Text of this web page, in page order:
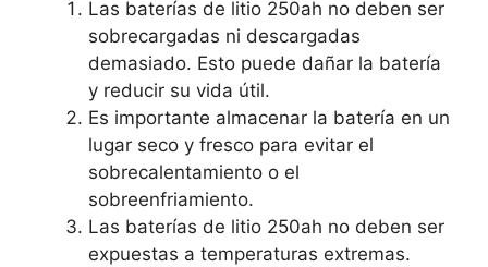
Las baterías de litio 250ah no deben ser
sobrecargadas ni descargadas
demasiado. Esto puede dañar la batería
y reducir su vida útil.
Es importante almacenar la batería en un
lugar seco y fresco para evitar el
sobrecalentamiento o el
sobreenfriamiento.
Las baterías de litio 250ah no deben ser
expuestas a temperaturas extremas.